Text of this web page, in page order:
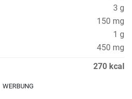
3 g
150 mg
1 g
450 mg
270 kcal
WERBUNG